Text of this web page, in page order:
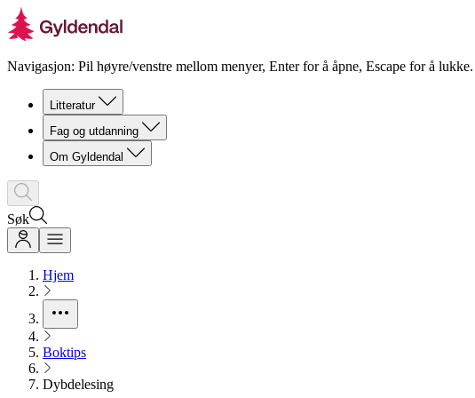
Navigasjon: Pil høyre/venstre mellom menyer, Enter for å åpne, Escape for å lukke.
Litteratur
Fag og utdanning
Om Gyldendal
Søk
Hjem
Boktips
Dybdelesing